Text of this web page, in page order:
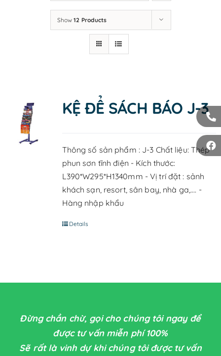
Show12 Products
KỆ ĐỂ SÁCH BÁO J-3
Thông số sản phẩm : J-3 Chất liệu: Thép
phun sơn tĩnh điện - Kích thước:
L390*W295*H1340mm - Vị trí đặt : sảnh
khách sạn, resort, sân bay, nhà ga,.... -
Hàng nhập khẩu
Details
Đừng chần chừ, gọi cho chúng tôi ngay để
được tư vấn miễn phí 100%
Sẽ rất là vinh dự khi chúng tôi được tư vấn